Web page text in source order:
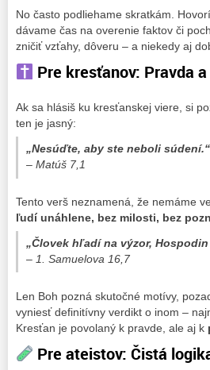
No často podliehame skratkám.
dávame čas na overenie faktov či
zničiť vzťahy, dôveru – a niekedy aj
Pre kresťanov: Pravda
Ak sa hlásiš ku kresťanskej viere, si
ten je jasný:
„Nesúďte, aby ste neboli súdení.“
– Matúš 7,1
Tento verš neznamená, že nemáme
ľudí unáhlene, bez milosti, bez
„Človek hľadí na výzor,
– 1. Samuelova 16,7
Len Boh pozná skutočné motívy,
vyniesť definitívny verdikt o inom –
Kresťan je povolaný k pravde, ale aj k
Pre ateistov: Čistá